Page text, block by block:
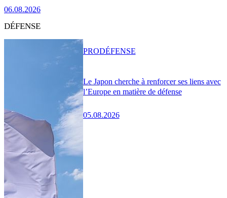
06.08.2026
DÉFENSE
Le Japon cherche à renforcer ses liens avec
l’Europe en matière de défense
05.08.2026
PRODÉFENSE